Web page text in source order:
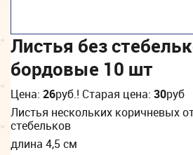
Листья без
бордовые 10 шт
Цена: 26руб.! Старая цена: 30руб
Листья нескольких коричневых
стебельков
длина 4,5 см